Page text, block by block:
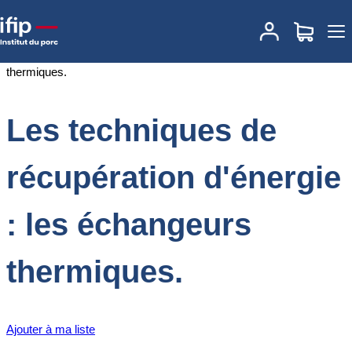
Accueil
Les techniques de récupération d'énergie
: les échangeurs thermiques.
Les techniques de
récupération d'énergie
: les échangeurs
thermiques.
Ajouter à ma liste